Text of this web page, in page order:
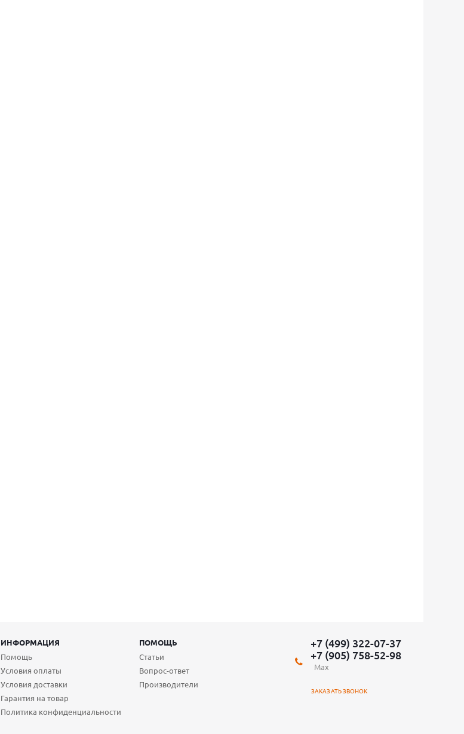
ИНФОРМАЦИЯ
ПОМОЩЬ
Помощь
Условия оплаты
Условия доставки
Гарантия на товар
Политика конфиденциальности
Статьи
Вопрос-ответ
Производители
+7 (499) 322-07-37
+7 (905) 758-52-98
Max
ЗАКАЗАТЬ ЗВОНОК